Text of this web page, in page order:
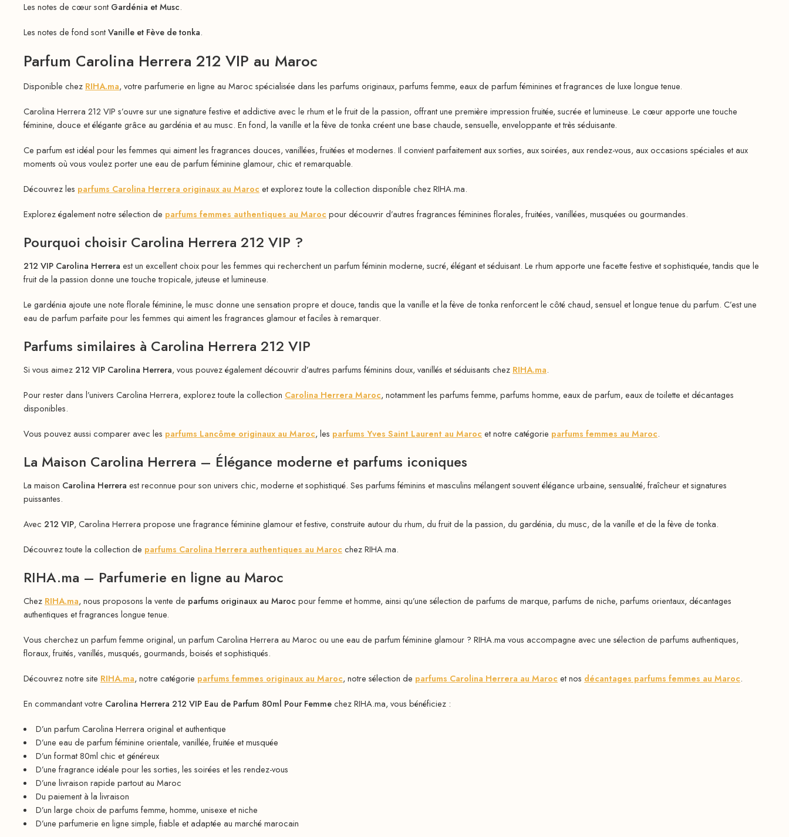
Les notes de cœur sont Gardénia et Musc.
Les notes de fond sontVanille et Fève de tonka.
Parfum Carolina Herrera 212 VIP au Maroc
Disponible chez RIHA.ma, votre parfumerie en ligne au Maroc spécialisée dans les parfums originaux, parfums femme, eaux de parfum féminines et fragrances de luxe longue tenue.
Carolina Herrera 212 VIP s’ouvre sur une signature festive et addictive avec le rhum et le fruit de la passion, offrant une première impression fruitée, sucrée et lumineuse. Le cœur apporte une touche
féminine, douce et élégante grâce au gardénia et au musc. En fond, la vanille et la fève de tonka créent une base chaude, sensuelle, enveloppante et très séduisante.
Ce parfum est idéal pour les femmes qui aiment les fragrances douces, vanillées, fruitées et modernes. Il convient parfaitement aux sorties, aux soirées, aux rendez-vous, aux occasions spéciales et aux
moments où vous voulez porter une eau de parfum féminine glamour, chic et remarquable.
Découvrez les parfums Carolina Herrera originaux au Maroc et explorez toute la collection disponible chez RIHA.ma.
Explorez également notre sélection de parfums femmes authentiques au Maroc pour découvrir d’autres fragrances féminines florales, fruitées, vanillées, musquées ou gourmandes.
Pourquoi choisir Carolina Herrera 212 VIP ?
212 VIP Carolina Herrera est un excellent choix pour les femmes qui recherchent un parfum féminin moderne, sucré, élégant et séduisant. Le rhum apporte une facette festive et sophistiquée, tandis que le
fruit de la passion donne une touche tropicale, juteuse et lumineuse.
Le gardénia ajoute une note florale féminine, le musc donne une sensation propre et douce, tandis que la vanille et la fève de tonka renforcent le côté chaud, sensuel et longue tenue du parfum. C’est une
eau de parfum parfaite pour les femmes qui aiment les fragrances glamour et faciles à remarquer.
Parfums similaires à Carolina Herrera 212 VIP
Si vous aimez212 VIP Carolina Herrera, vous pouvez également découvrir d’autres parfums féminins doux, vanillés et séduisants chez RIHA.ma.
Pour rester dans l’univers Carolina Herrera, explorez toute la collection Carolina Herrera Maroc, notamment les parfums femme, parfums homme, eaux de parfum, eaux de toilette et décantages
disponibles.
Vous pouvez aussi comparer avec les parfums Lancôme originaux au Maroc, les parfums Yves Saint Laurent au Maroc et notre catégorie parfums femmes au Maroc.
La Maison Carolina Herrera – Élégance moderne et parfums iconiques
La maison Carolina Herrera est reconnue pour son univers chic, moderne et sophistiqué. Ses parfums féminins et masculins mélangent souvent élégance urbaine, sensualité, fraîcheur et signatures
puissantes.
Avec 212 VIP, Carolina Herrera propose une fragrance féminine glamour et festive, construite autour du rhum, du fruit de la passion, du gardénia, du musc, de la vanille et de la fève de tonka.
Découvrez toute la collection de parfums Carolina Herrera authentiques au Maroc chez RIHA.ma.
RIHA.ma – Parfumerie en ligne au Maroc
Chez RIHA.ma, nous proposons la vente de parfums originaux au Maroc pour femme et homme, ainsi qu’une sélection de parfums de marque, parfums de niche, parfums orientaux, décantages
authentiques et fragrances longue tenue.
Vous cherchez un parfum femme original, un parfum Carolina Herrera au Maroc ou une eau de parfum féminine glamour ? RIHA.ma vous accompagne avec une sélection de parfums authentiques,
floraux, fruités, vanillés, musqués, gourmands, boisés et sophistiqués.
Découvrez notre site RIHA.ma, notre catégorie parfums femmes originaux au Maroc, notre sélection de parfums Carolina Herrera au Maroc et nos décantages parfums femmes au Maroc.
En commandant votre Carolina Herrera 212 VIP Eau de Parfum 80ml Pour Femmechez RIHA.ma, vous bénéficiez :
D’un parfum Carolina Herrera original et authentique
D’une eau de parfum féminine orientale, vanillée, fruitée et musquée
D’un format 80ml chic et généreux
D’une fragrance idéale pour les sorties, les soirées et les rendez-vous
D’une livraison rapide partout au Maroc
Du paiement à la livraison
D’un large choix de parfums femme, homme, unisexe et niche
D’une parfumerie en ligne simple, fiable et adaptée au marché marocain